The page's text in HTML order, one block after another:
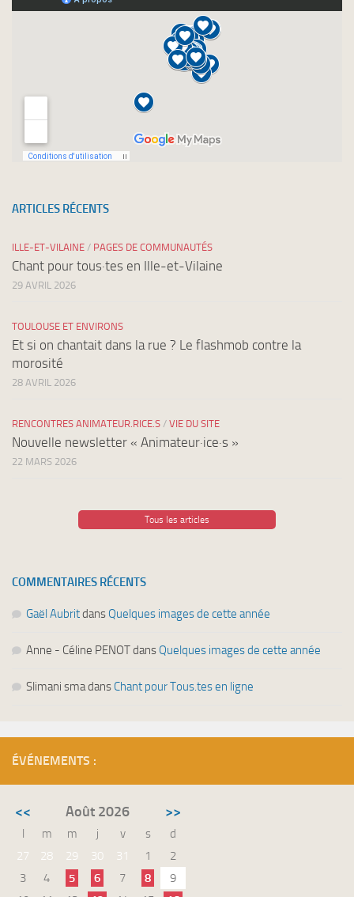
ARTICLES RÉCENTS
ILLE-ET-VILAINE / PAGES DE COMMUNAUTÉS
Chant pour tous·tes en Ille-et-Vilaine
29 AVRIL 2026
TOULOUSE ET ENVIRONS
Et si on chantait dans la rue ? Le flashmob contre la
morosité
28 AVRIL 2026
RENCONTRES ANIMATEUR.RICE.S / VIE DU SITE
Nouvelle newsletter « Animateur·ice·s »
22 MARS 2026
Tous les articles
COMMENTAIRES RÉCENTS
Gaël Aubritdans Quelques images de cette année
Anne - Céline PENOTdans Quelques images de cette année
Slimani smadans Chant pour Tous.tes en ligne
ÉVÉNEMENTS :
<< Août 2026 >>
l m m j v s
d
27
28 29 30 31 1
2
3
4 5 6 7 8
9